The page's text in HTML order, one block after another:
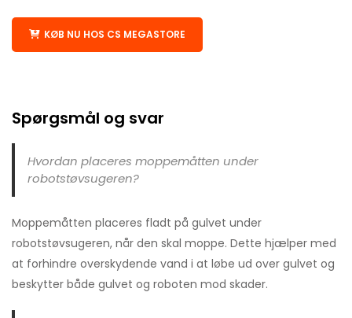
KØB NU HOS CS MEGASTORE
Spørgsmål og svar
Hvordan placeres moppemåtten under
robotstøvsugeren?
Moppemåtten placeres fladt på gulvet under
robotstøvsugeren, når den skal moppe. Dette hjælper med
at forhindre overskydende vand i at løbe ud over gulvet og
beskytter både gulvet og roboten mod skader.